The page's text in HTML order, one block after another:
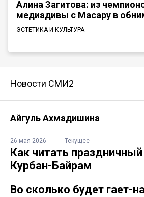
Алина Загитова: из
медиадивы с Масару в
ЭСТЕТИКА И КУЛЬТУРА
Новости СМИ2
Айгуль Ахмадишина
26 мая 2026 Текущее
Как читать
Курбан-Байрам
Во сколько будет гает-